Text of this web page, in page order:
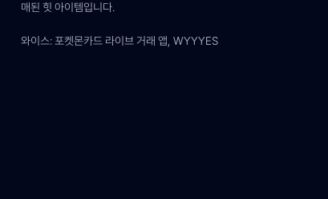
매된 힛 아이템입니다.
와이스: 포켓몬카드 라이브 거래 앱, WYYYES